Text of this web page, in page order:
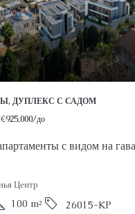
ДУПЛЕКС С САДОМ
€925,000/до
с видом на
Центр
100 m² 26015-KP